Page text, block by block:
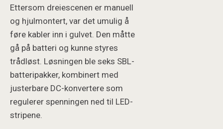
Ettersom dreiescenen er manuell
og hjulmontert, var det umulig å
føre kabler inn i gulvet. Den måtte
gå på batteri og kunne styres
trådløst. Løsningen ble seks SBL-
batteripakker, kombinert med
justerbare DC-konvertere som
regulerer spenningen ned til LED-
stripene.